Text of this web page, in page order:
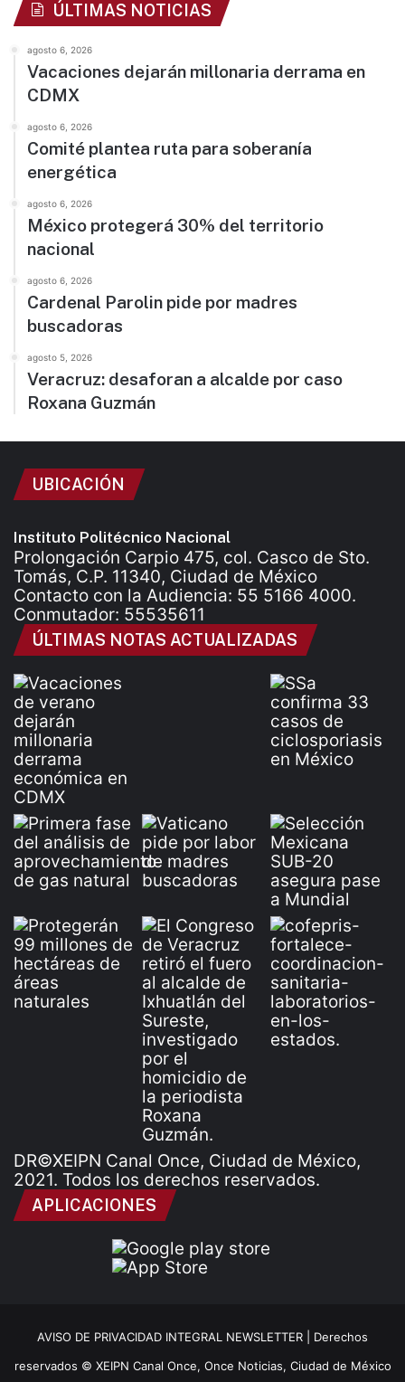
ÚLTIMAS NOTICIAS
agosto 6, 2026
Vacaciones dejarán millonaria derrama en
CDMX
agosto 6, 2026
Comité plantea ruta para soberanía
energética
agosto 6, 2026
México protegerá 30% del territorio
nacional
agosto 6, 2026
Cardenal Parolin pide por madres
buscadoras
agosto 5, 2026
Veracruz: desaforan a alcalde por caso
Roxana Guzmán
UBICACIÓN
Instituto Politécnico Nacional
Prolongación Carpio 475, col. Casco de Sto.
Tomás, C.P. 11340, Ciudad de México
Contacto con la Audiencia: 55 5166 4000.
Conmutador: 55535611
ÚLTIMAS NOTAS ACTUALIZADAS
DR©XEIPN Canal Once, Ciudad de México,
2021. Todos los derechos reservados.
APLICACIONES
AVISO DE PRIVACIDAD INTEGRAL NEWSLETTER | Derechos
reservados © XEIPN Canal Once, Once Noticias, Ciudad de México